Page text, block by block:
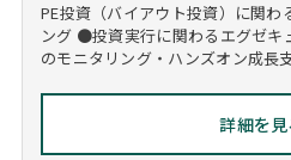
PE投資（バイアウト投資）に関
ング ●投資実行に関わるエグゼ
のモニタリング・ハンズオン成長
詳細を見